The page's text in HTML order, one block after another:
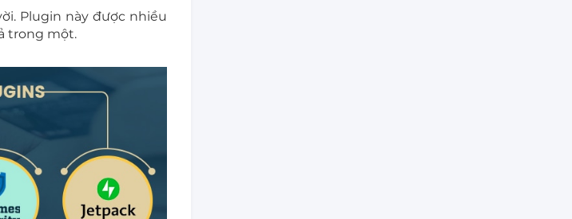
Plugin này được nhiều
trong một.